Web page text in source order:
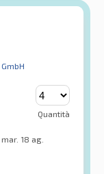
Quantità
18 ag.